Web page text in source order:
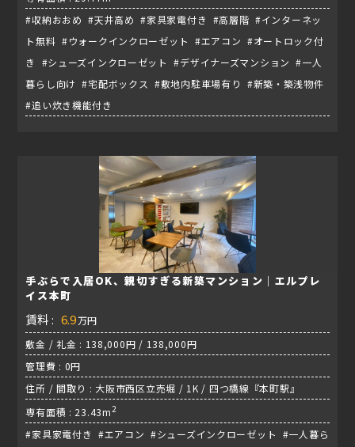
#収納おおめ #天井高め #家具家電付き #高層階 #インターネッ
ト無料 #ウォークインクローゼット #エアコン #オートロック付
き #シューズインクローゼット #デザイナーズマンション #一人
暮らし向け #宅配ボックス #敷地内駐車場有り #新築・築浅物件
#追い炊き機能付き
手ぶらで入居OK、親切すぎる新築マンション｜エルプレ
イス本町
賃料 : 6.9万円
敷金 / 礼金 : 138,000円 / 138,000円
管理費 : 0円
住所 / 間取り : 大阪市西区立売堀 / 1K / 四つ橋線『本町駅』
専有面積 : 23.43m2
#家具家電付き #エアコン #シューズインクローゼット #一人暮ら